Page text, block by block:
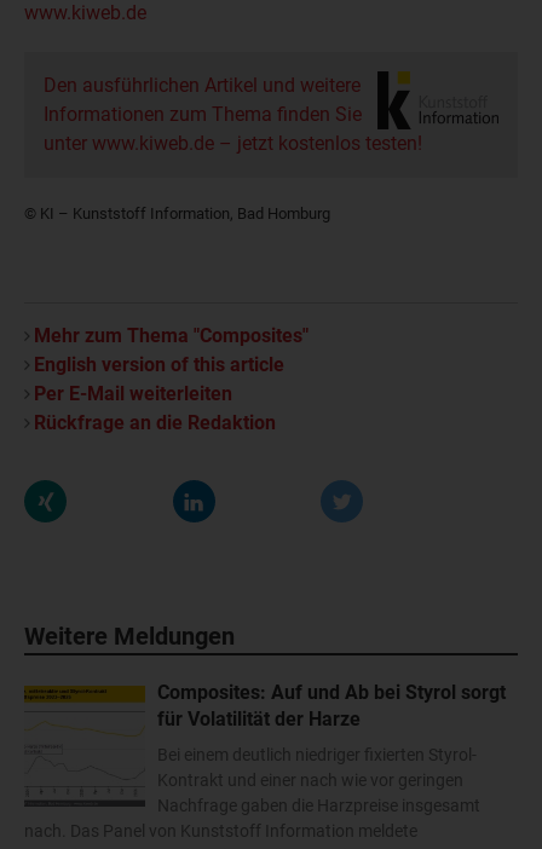
www.kiweb.de
Den ausführlichen Artikel und weitere
Informationen zum Thema finden Sie
unter www.kiweb.de – jetzt kostenlos testen!
© KI – Kunststoff Information, Bad Homburg
Mehr zum Thema "Composites"
English version of this article
Per E-Mail weiterleiten
Rückfrage an die Redaktion
Weitere Meldungen
Composites: Auf und Ab bei Styrol sorgt
für Volatilität der Harze
Bei einem deutlich niedriger fixierten Styrol-
Kontrakt und einer nach wie vor geringen
Nachfrage gaben die Harzpreise insgesamt
nach. Das Panel von Kunststoff Information meldete